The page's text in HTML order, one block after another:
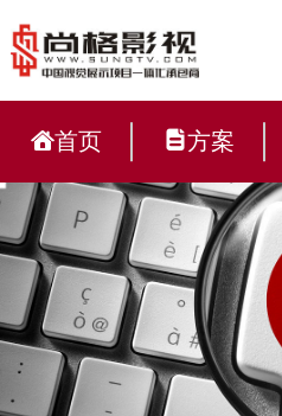
首页 方案